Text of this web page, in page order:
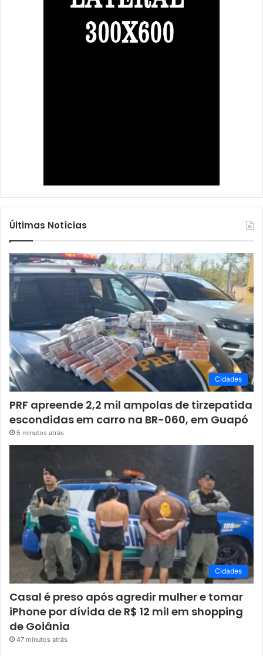
Últimas Notícias
Cidades
PRF apreende 2,2 mil ampolas de tirzepatida
escondidas em carro na BR-060, em Guapó
5 minutos atrás
Cidades
Casal é preso após agredir mulher e tomar
iPhone por dívida de R$ 12 mil em shopping
de Goiânia
47 minutos atrás